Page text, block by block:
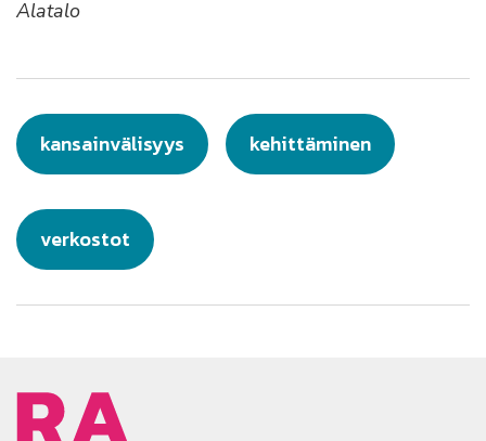
Alatalo
kansainvälisyys kehittäminen
verkostot